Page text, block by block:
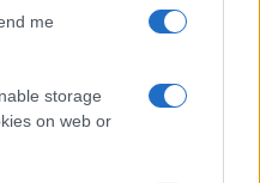
me
storage
on web or
pescatore: attimi di